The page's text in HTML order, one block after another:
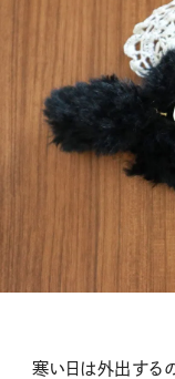
寒い日は外出する